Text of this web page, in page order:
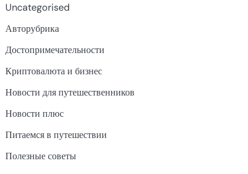
Uncategorised
Авторубрика
Достопримечательности
Криптовалюта и бизнес
Новости для путешественников
Новости плюс
Питаемся в путешествии
Полезные советы